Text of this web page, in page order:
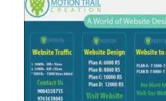
k a
m